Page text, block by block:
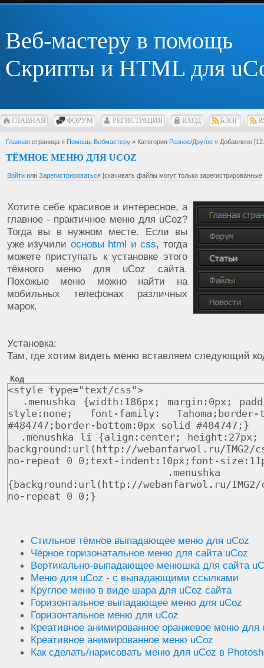
Веб-мастеру в помощь
Скрипты и HTML для
ГЛАВНАЯ ФОРУМ РЕГИСТРАЦИЯ ВХОД БЛОГ
Главная страница » Помощь Вебмастеру » Категория Разное/Другое » Добавлено
ТЁМНОЕ МЕНЮ ДЛЯ UCOZ
Войти или Зарегистрироваться [скачивать файлы могут только зарегистрированные
Хотите себе красивое и интересное, а
главное - практичное меню для uCoz?
Тогда вы в нужном месте. Если вы
уже изучили основы html и css, тогда
можете приступать к установке этого
тёмного меню для uCoz сайта.
Похожые меню можно найти на
мобильных телефонах различных
марок.
Установка:
Там, где хотим видеть меню вставляем следующий
Код
<style type="text/css">
. menushka {width : 186px ; margin : 0px;
style : none ; font -family: Tahoma ; border-
#484747;border-bottom:0px solid #484747;}
. menushka li {align : center ; height : 27px ;
background : url ( http : //webanfarwol.ru/IMG2/
no-repeat 0 0;text-indent:10px;font-
.
{ background : url ( http : //webanfarwol.ru/
no-repeat 0 0;}
shadow:0 0 3px #313131;padding-top:3;}
.
menushka li:first-child{ border:0;}
.
menushka li a:link,
.
menushka li a:active,
.menushka li a:visited {height:22px
color:#959595;padding-top:3;}
.menushka li a: hover{
shadow:0 0 3px #313131;}
.
rblock{
color :#969696;
0.1em
Стильное тёмное выпадающее меню для uCoz
Чёрное горизонатальное меню для сайта uCoz
Вертикально-выпадающее менюшка для сайта
Меню для uCoz - с выпадающими ссылками
Круглое меню в виде шара для uCoz сайта
Горизонтальное выпадающее меню для uCoz
Горизонтальное меню для uCoz
Креативное анимированное оранжевое меню для
Креативное анимированное меню uCoz
Как сделать/нарисовать меню для uCoz в